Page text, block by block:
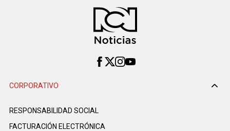
CORPORATIVO
RESPONSABILIDAD SOCIAL
FACTURACIÓN ELECTRÓNICA